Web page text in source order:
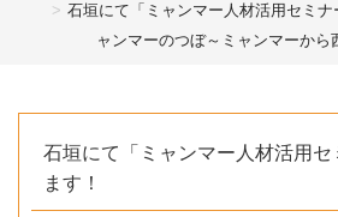
石垣にて「ミャンマー人材活用セミナ
ャンマーのつぼ～ミャンマーか
石垣にて「ミャンマー人材活用セ
ます！